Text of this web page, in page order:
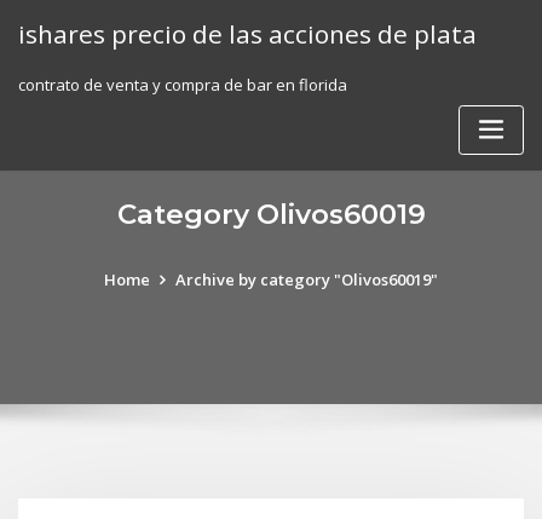
ishares precio de las acciones de plata
contrato de venta y compra de bar en florida
Category Olivos60019
Home Archive by category "Olivos60019"